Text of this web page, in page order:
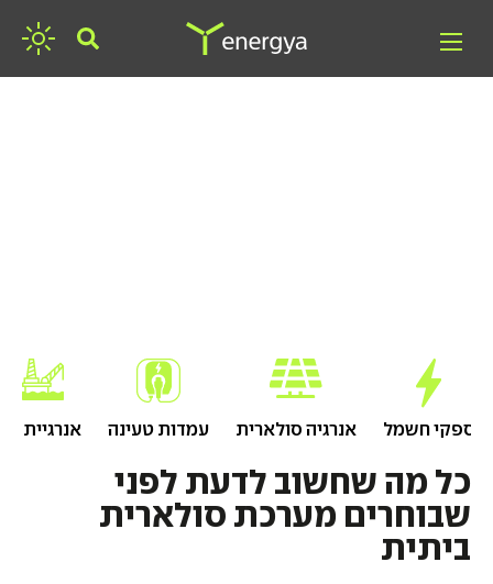
ספקי חשמל אנרגיה סולארית עמדות טעינה אנרגיית גז
כל מה שחשוב לדעת לפני
שבוחרים מערכת סולארית
ביתית